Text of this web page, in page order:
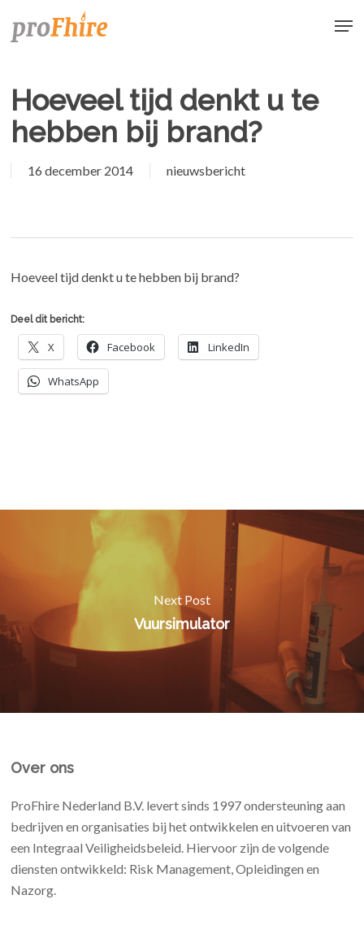
Hoeveel tijd denkt u te
hebben bij brand?
16 december 2014 nieuwsbericht
Hoeveel tijd denkt u te hebben bij brand?
Deel dit bericht:
X Facebook LinkedIn
WhatsApp
Next Post
Vuursimulator
Over ons
ProFhire Nederland B.V. levert sinds 1997 ondersteuning aan
bedrijven en organisaties bij het ontwikkelen en uitvoeren van
een Integraal Veiligheidsbeleid. Hiervoor zijn de volgende
diensten ontwikkeld: Risk Management, Opleidingen en
Nazorg.